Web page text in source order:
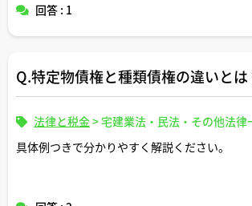
回答 : 1
Q.特定物債権と種類債権の違いとは
法律と税金>宅建業法・民法・その他法律
具体例つきで分かりやすく解説ください。